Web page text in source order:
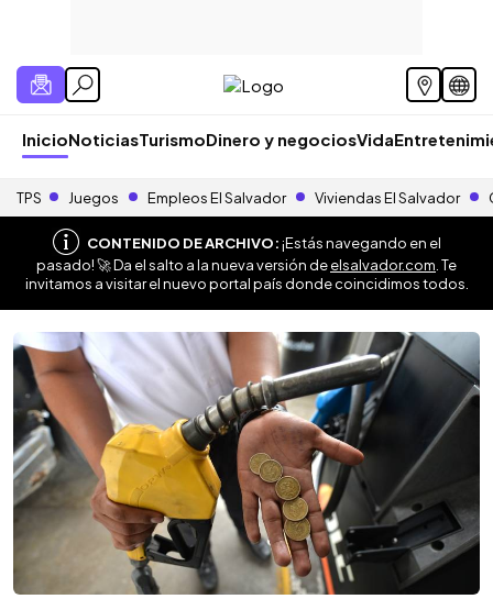
InicioNoticiasTurismoDinero y negociosVida
TPS Juegos Empleos El Salvador Viviendas El Salvador
CONTENIDO DE ARCHIVO:¡Estás navegando en el
pasado! 🚀 Da el salto a la nueva versión deelsalvador.com . Te
invitamos a visitar el nuevo portal país donde coincidimos todos.